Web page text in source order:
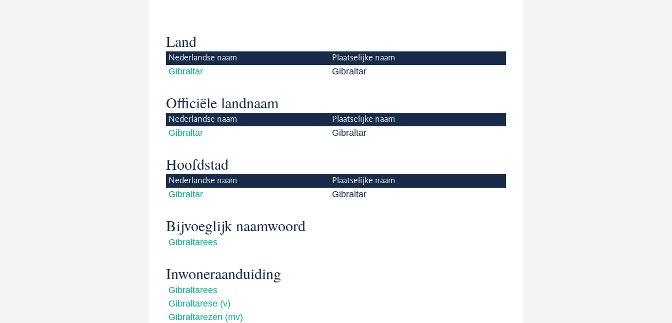
Land
Nederlandse naam Plaatselijke naam
Gibraltar Gibraltar
Officiële landnaam
Nederlandse naam Plaatselijke naam
Gibraltar Gibraltar
Hoofdstad
Nederlandse naam Plaatselijke naam
Gibraltar Gibraltar
Bijvoeglijk naamwoord
Gibraltarees
Inwoneraanduiding
Gibraltarees
Gibraltarese (v)
Gibraltarezen (mv)